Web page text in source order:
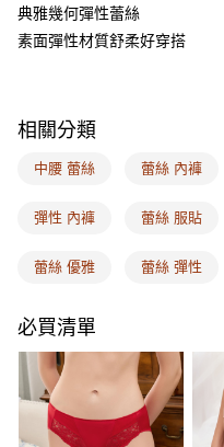
AFTEE先享後付是「在收到商品
１．簡單：不需註冊會員、不需綁
【「AFTEE先享後付」結帳流程】
結帳頁面，進行簡訊認證並確認
ATM／網路銀行／等多元方式進
購買商品的店家。未經商家同意
是否繳費成功／繳費後需取消欲
【注意事項】
１．透過由恩沛科技股份有限公
易，需依本服務之必要範圍內提
權轉讓予恩沛科技股份有限公司。
每筆NT$100，滿NT$1,500(含
付款後全家取貨
每筆NT$100，滿NT$1,500(含
每筆NT$100，滿NT$1,500(含
宅配
每筆NT$100，滿NT$1,500(含
典雅幾何彈性蕾絲
素面彈性材質舒柔好穿搭
相關分類
中腰 蕾絲 蕾絲 內褲
彈性 內褲 蕾絲 服貼
蕾絲 優雅 蕾絲 彈性
必買清單